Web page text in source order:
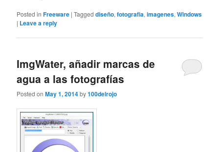
Posted in Freeware |Tagged diseño,fotografia,imagenes,Windows
| Leave a reply
ImgWater, añadir marcas de
agua a las fotografías
Posted onMay 1, 2014by100delrojo